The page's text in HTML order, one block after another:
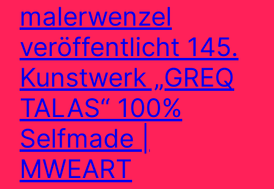
malerwenzel
veröffentlicht 145.
Kunstwerk „GREQ
TALAS“ 100%
Selfmade |
MWEART